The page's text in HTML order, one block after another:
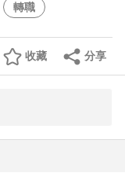
轉職
分享
收藏